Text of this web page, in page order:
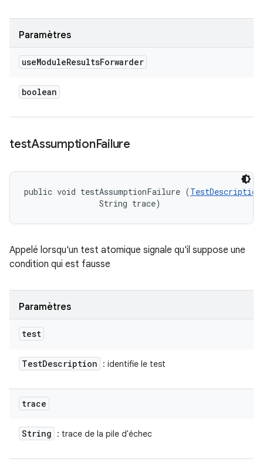
Paramètres
useModuleResultsForwarder
boolean
testAssumptionFailure
public void testAssumptionFailure (TestDescription
                String trace)
Appelé lorsqu'un test atomique signale qu'il suppose une
condition qui est fausse
Paramètres
test
TestDescription : identifie le test
trace
String : trace de la pile d'échec